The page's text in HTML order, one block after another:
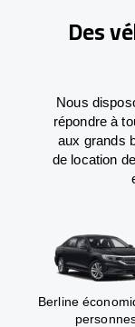
Des
Nous
répondre à
aux grands
de location
Berline